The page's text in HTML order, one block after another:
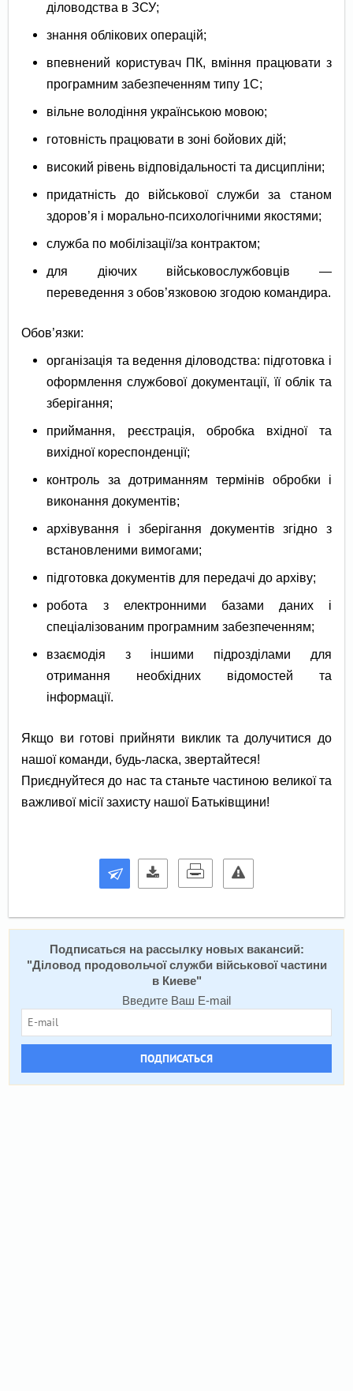
діловодства в ЗСУ;
знання облікових операцій;
впевнений користувач ПК, вміння працювати з
програмним забезпеченням типу 1С;
вільне володіння українською мовою;
готовність працювати в зоні бойових дій;
високий рівень відповідальності та дисципліни;
придатність до військової служби за станом
здоров’я і морально-психологічними якостями;
служба по мобілізації/за контрактом;
для діючих військовослужбовців —
переведення з обов’язковою згодою командира.
Обов’язки:
організація та ведення діловодства: підготовка і
оформлення службової документації, її облік та
зберігання;
приймання, реєстрація, обробка вхідної та
вихідної кореспонденції;
контроль за дотриманням термінів обробки і
виконання документів;
архівування і зберігання документів згідно з
встановленими вимогами;
підготовка документів для передачі до архіву;
робота з електронними базами даних і
спеціалізованим програмним забезпеченням;
взаємодія з іншими підрозділами для
отримання необхідних відомостей та
інформації.
Якщо ви готові прийняти виклик та долучитися до
нашої команди, будь-ласка, звертайтеся!
Приєднуйтеся до нас та станьте частиною великої та
важливої місії захисту нашої Батьківщини!
Подписаться на расcылку новых вакансий:
"Діловод продовольчої служби військової частини
в Киеве"
Введите Ваш E-mail
ПОДПИСАТЬСЯ